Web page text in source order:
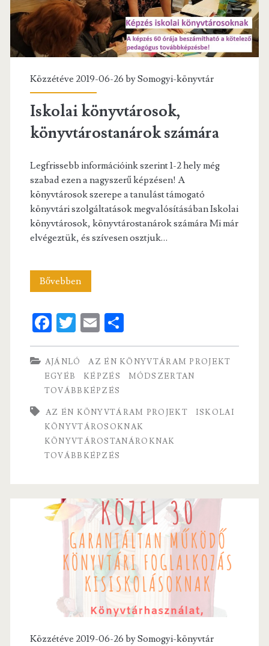
Közzétéve 2019-06-26 bySomogyi-könyvtár
Iskolai könyvtárosok,
könyvtárostanárok számára
Legfrissebb információink szerint 1-2 hely még
szabad ezen a nagyszerű képzésen! A
könyvtárosok szerepe a tanulást támogató
könyvtári szolgáltatások megvalósításában Iskolai
könyvtárosok, könyvtárostanárok számára Mi már
elvégeztük, és szívesen osztjuk…
BővebbenIskolai
könyvtárostanárok
számára
Fa
ce
b
o
o
k
T
w
itt
er
E
m
ai
l
S
ha
re
AJÁNLÓ
AZ ÉN KÖNYVTÁRAM PROJEKT
EGYÉB
KÉPZÉS
MÓDSZERTAN
TOVÁBBKÉPZÉS
AZ ÉN KÖNYVTÁRAM PROJEKT
ISKOLAI
KÖNYVTÁROSOKNAK
KÖNYVTÁROSTANÁROKNAK
TOVÁBBKÉPZÉS
Közzétéve 2019-06-26 bySomogyi-könyvtár